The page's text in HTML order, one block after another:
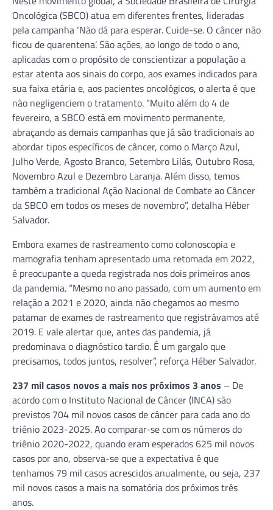
Oncológica (SBCO) atua em diferentes frentes, lideradas
pela campanha ‘Não dá para esperar. Cuide-se. O câncer não
ficou de quarentena’. São ações, ao longo de todo o ano,
aplicadas com o propósito de conscientizar a população a
estar atenta aos sinais do corpo, aos exames indicados para
sua faixa etária e, aos pacientes oncológicos, o alerta é que
não negligenciem o tratamento. “Muito além do 4 de
fevereiro, a SBCO está em movimento permanente,
abraçando as demais campanhas que já são tradicionais ao
abordar tipos específicos de câncer, como o Março Azul,
Julho Verde, Agosto Branco, Setembro Lilás, Outubro Rosa,
Novembro Azul e Dezembro Laranja. Além disso, temos
também a tradicional Ação Nacional de Combate ao Câncer
da SBCO em todos os meses de novembro”, detalha Héber
Salvador.
Embora exames de rastreamento como colonoscopia e
mamografia tenham apresentado uma retomada em 2022,
é preocupante a queda registrada nos dois primeiros anos
da pandemia. “Mesmo no ano passado, com um aumento em
relação a 2021 e 2020, ainda não chegamos ao mesmo
patamar de exames de rastreamento que registrávamos até
2019. E vale alertar que, antes das pandemia, já
predominava o diagnóstico tardio. É um gargalo que
precisamos, todos juntos, resolver”, reforça Héber Salvador.
237 mil casos novos a mais nos próximos 3 anos – De
acordo com o Instituto Nacional de Câncer (INCA) são
previstos 704 mil novos casos de câncer para cada ano do
triênio 2023-2025. Ao comparar-se com os números do
triênio 2020-2022, quando eram esperados 625 mil novos
casos por ano, observa-se que a expectativa é que
tenhamos 79 mil casos acrescidos anualmente, ou seja, 237
mil novos casos a mais na somatória dos próximos três
anos.